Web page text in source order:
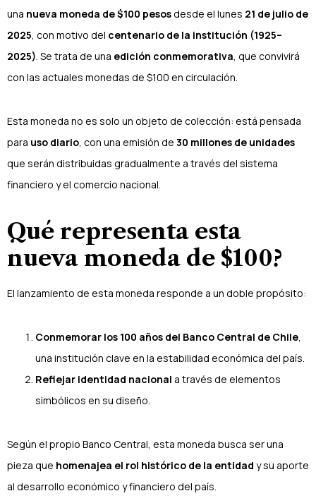
una nueva moneda de $100 pesosdesde el lunes 21 de julio de
2025, con motivo del centenario de la institución (1925–
2025). Se trata de una edición conmemorativa, que convivirá
con las actuales monedas de $100 en circulación.
Esta moneda no es solo un objeto de colección: está pensada
para uso diario, con una emisión de 30 millones de unidades
que serán distribuidas gradualmente a través del sistema
financiero y el comercio nacional.
Qué representa esta
nueva moneda de $100?
El lanzamiento de esta moneda responde a un doble propósito:
Conmemorar los 100 años del Banco Central de Chile,
una institución clave en la estabilidad económica del país.
Reflejar identidad nacional a través de elementos
simbólicos en su diseño.
Según el propio Banco Central, esta moneda busca ser una
pieza que homenajea el rol histórico de la entidad y su aporte
al desarrollo económico y financiero del país.